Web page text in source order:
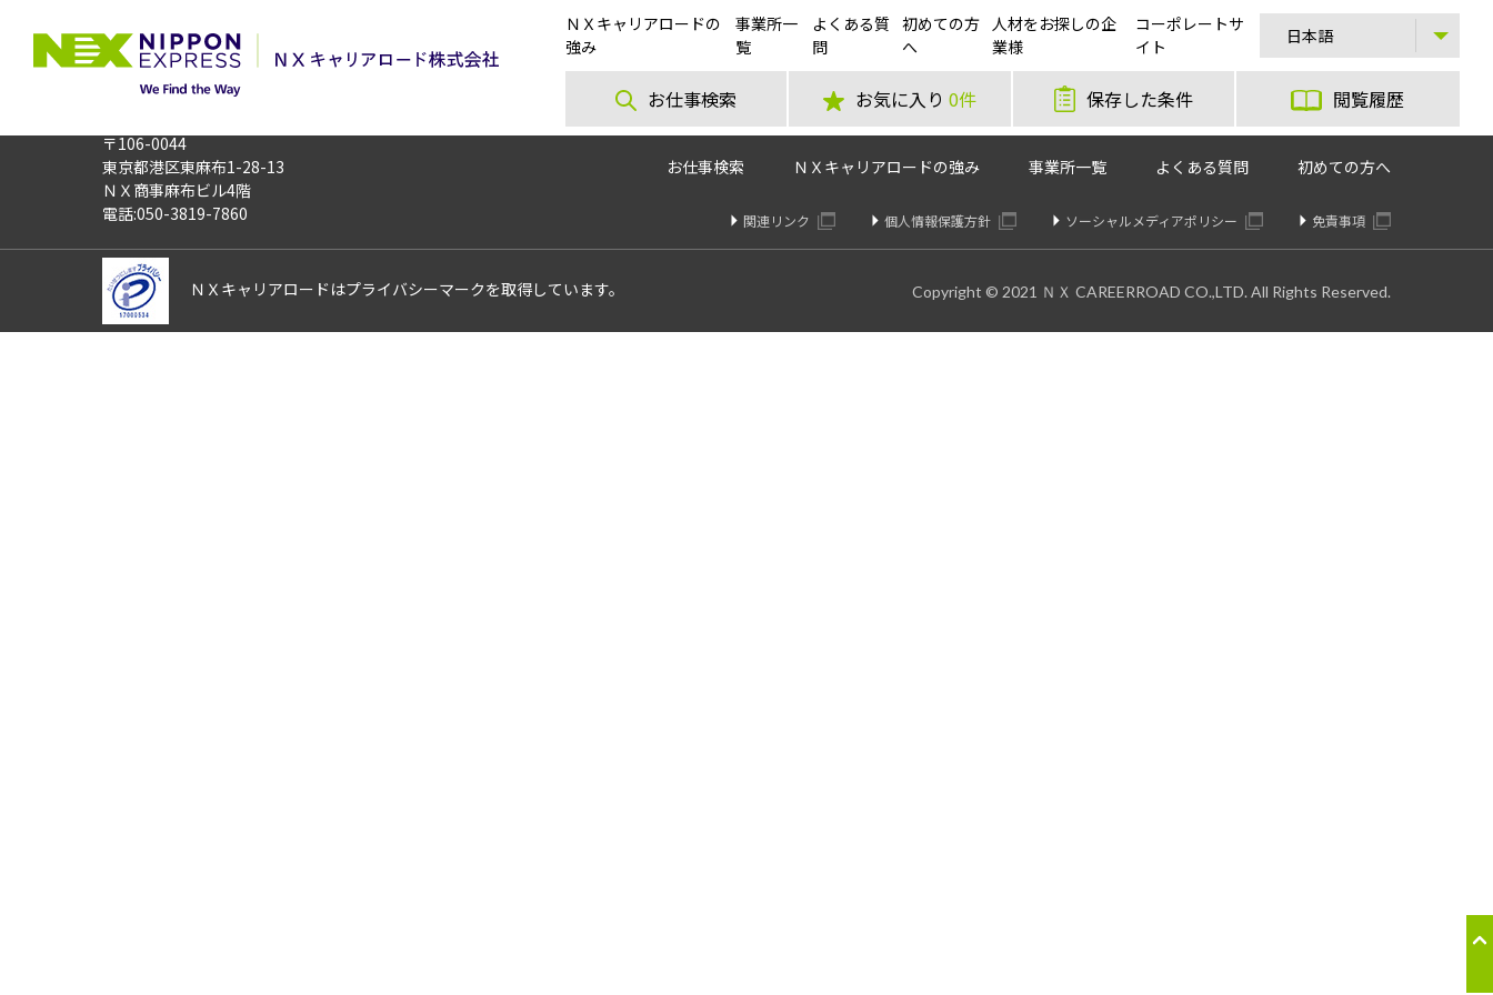
ＮＸキャリアロードの
強み
事業所一
覧
よくある質
問
初めての方
へ
人材をお探しの企
業様
コーポレートサ
イト
お仕事検索 お気に入り 0件 保存した条件 閲覧履歴
≪登録制≫茨城県の梱包作業やフォークリフト作業などご案内！希望のお仕事を選べます♪
このお仕事は非公開のお仕事です
014044
〒106-0044
東京都港区東麻布1-28-13
ＮＸ商事麻布ビル4階
電話:050-3819-7860
お仕事検索 ＮＸキャリアロードの強み 事業所一覧 よくある質問 初めての方へ
関連リンク 個人情報保護方針 ソーシャルメディアポリシー 免責事項
ＮＸキャリアロードはプライバシーマークを取得しています。 Copyright © 2021 ＮＸ CAREERROAD CO.,LTD. All Rights Reserved.